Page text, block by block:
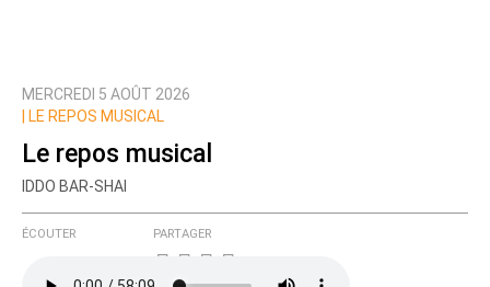
MERCREDI 5 AOÛT 2026
LE REPOS MUSICAL
Le repos musical
IDDO BAR-SHAI
ÉCOUTER PARTAGER